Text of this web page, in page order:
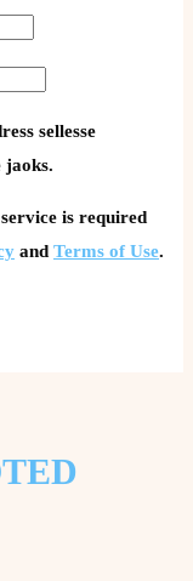
sellesse
jaoks.
is required
and Terms of Use.